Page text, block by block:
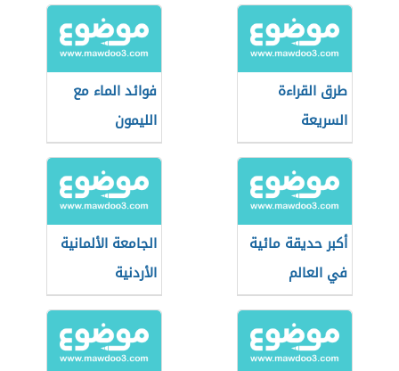
طرق القراءة
السريعة
فوائد الماء مع
الليمون
أكبر حديقة مائية
في العالم
الجامعة الألمانية
الأردنية